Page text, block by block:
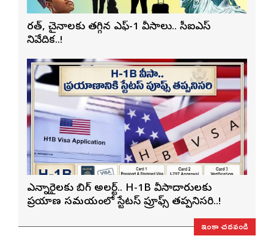
భారత్, చైనాలకు తగ్గిన ఎఫ్-1 వీసాలు.. సీఐఎస్
నివేదిక..!
ఎన్నారైలకు బిగ్ అలర్ట్.. H-1B వీసాదారులకు
ప్రయాణ సమయంలో స్టేటస్ ప్రూఫ్స్ తప్పనిసరి..!
ఇంకా చదవండి